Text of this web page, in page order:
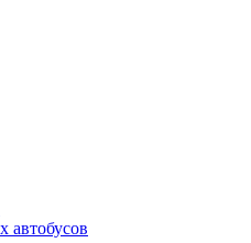
автобусов